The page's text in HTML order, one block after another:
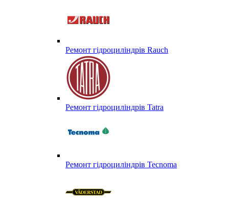
Ремонт гідроциліндрів Rauch
Ремонт гідроциліндрів Tatra
Ремонт гідроциліндрів Tecnoma